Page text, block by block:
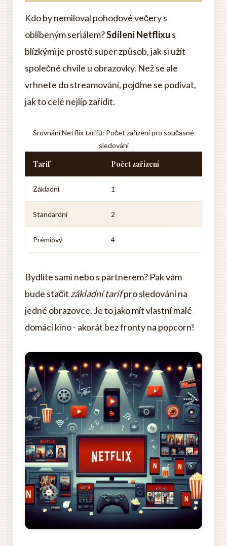
Kdo by nemiloval pohodové večery s
oblíbeným seriálem?Sdílení Netflixu s
blízkými je prostě super způsob, jak si užít
společné chvíle u obrazovky. Než se ale
vrhnete do streamování, pojďme se podívat,
jak to celé nejlíp zařídit.
Srovnání Netflix tarifů: Počet zařízení pro současné
sledování
Tarif Počet zařízení
Základní 1
Standardní 2
Prémiový 4
Bydlíte sami nebo s partnerem? Pak vám
bude stačit základní tarifpro sledování na
jedné obrazovce. Je to jako mít vlastní malé
domácí kino - akorát bez fronty na popcorn!